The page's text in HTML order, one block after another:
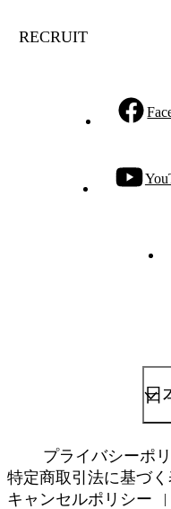
RECRUIT
日
プライバシーポ
特定商取引法に基づ
キャンセルポリシー